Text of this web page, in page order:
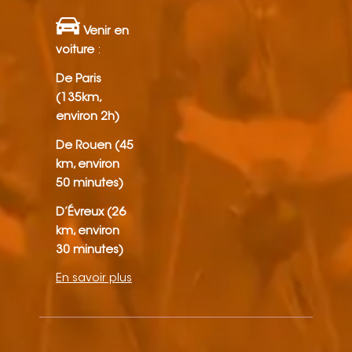
Venir en
voiture:
De Paris
(135km,
environ 2h)
De Rouen (45
km, environ
50 minutes)
D’Évreux (26
km, environ
30 minutes)
En savoir plus